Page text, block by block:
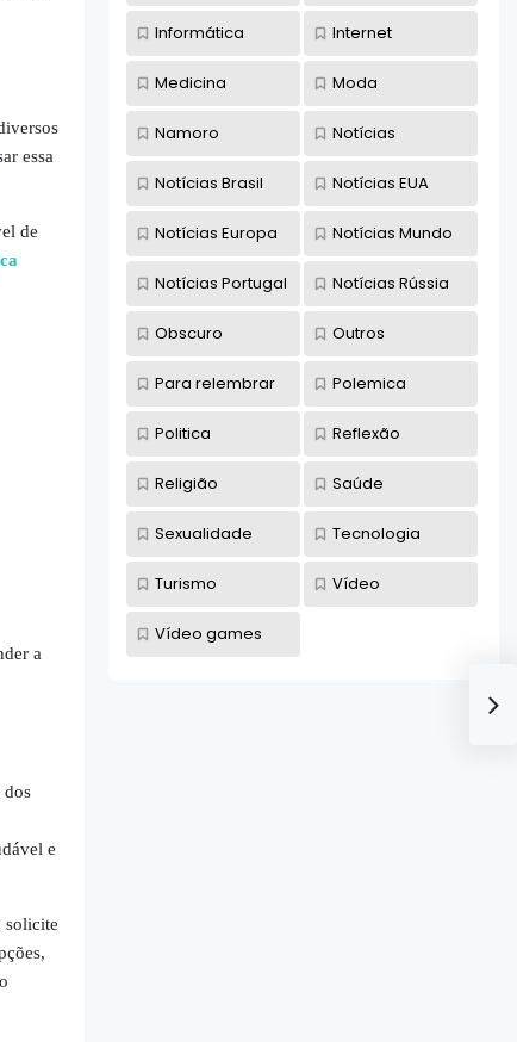
essa
de
a
dos
e
solicite
Informática Internet
Medicina Moda
Namoro Notícias
Notícias Brasil Notícias EUA
Notícias Europa Notícias Mundo
Notícias Portugal Notícias Rússia
Obscuro Outros
Para relembrar Polemica
Politica Reflexão
Religião Saúde
Sexualidade Tecnologia
Turismo Vídeo
Vídeo games